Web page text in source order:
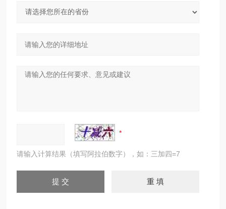
请输入计算结果（填写阿拉伯数字），如：三加四=7